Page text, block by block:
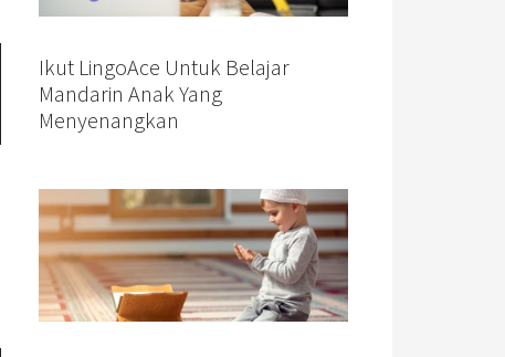
Ikut LingoAce Untuk Belajar
Mandarin Anak Yang
Menyenangkan